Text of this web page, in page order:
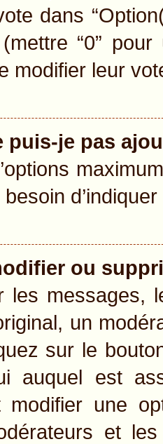
dans
“0”
modifier leur
puis-je pas
ou
les messages,
un
sur le
auquel est
modifier une
et